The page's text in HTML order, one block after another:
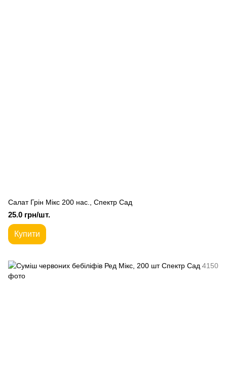
Салат Грін Мікс 200 нас., Спектр Сад
25.0 грн/шт.
Купити